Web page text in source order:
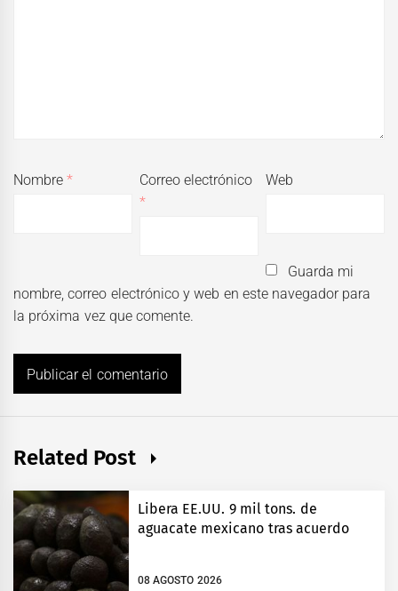
Nombre*
Correo electrónico
*
Web
Guarda mi
nombre, correo electrónico y web en este navegador para
la próxima vez que comente.
Related Post
Libera EE.UU. 9 mil tons. de
aguacate mexicano tras acuerdo
08 AGOSTO 2026